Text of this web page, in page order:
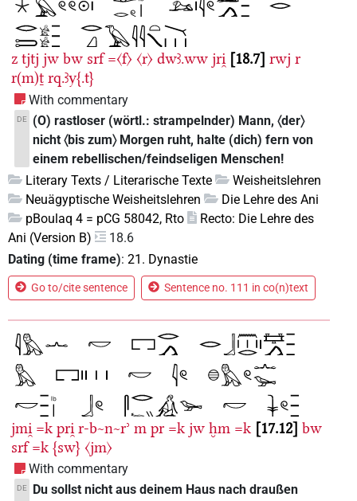
z tjtj jw bw srf =〈f〉 〈r〉 dwꜣ.ww jri̯ 18.7 rwj r
r(m)ṯ rq.ꜣy{.t}
With commentary
DE
(O) rastloser (wörtl.: strampelnder) Mann, 〈der〉
nicht 〈bis zum〉 Morgen ruht, halte (dich) fern von
einem rebellischen/feindseligen Menschen!
Literary Texts / Literarische Texte
Weisheitslehren
Neuägyptische Weisheitslehren
Die Lehre des Ani
pBoulaq 4 = pCG 58042, Rto
Recto: Die Lehre des
Ani (Version B)
18.6
Dating (time frame): 21. Dynastie
Go to/cite sentence Sentence no. 111 in co(n)text
jmi̯ =k pri̯ r-b~n~rʾ m pr =k jw ḫm =k 17.12 bw
srf =k {sw} 〈jm〉
With commentary
DE
Du sollst nicht aus deinem Haus nach draußen